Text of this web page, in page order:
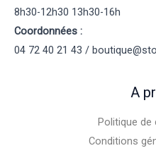
8h30-12h30 13h30-16h
Coordonnées :
04 72 40 21 43 /
A
Politique de
Conditions